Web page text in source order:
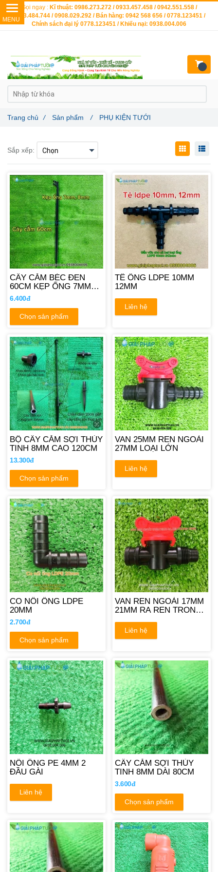
Sắp xếp:
CÂY CẮM BÉC ĐEN
60CM KẸP ỐNG 7MM
8MM
6.400đ
Chọn sản phẩm
TÊ ỐNG LDPE 10MM
12MM
Liên hệ
BỘ CÂY CẮM SỢI THỦY
TINH 8MM CAO 120CM
13.300đ
Chọn sản phẩm
VAN 25MM REN NGOÀI
27MM LOẠI LỚN
Liên hệ
CO NỐI ỐNG LDPE
20MM
2.700đ
Chọn sản phẩm
VAN REN NGOÀI 17MM
21MM RA REN TRONG
Liên hệ
NỐI ỐNG PE 4MM 2
ĐẦU GÀI
Liên hệ
CÂY CẮM SỢI THỦY
TINH 8MM DÀI 80CM
3.600đ
Chọn sản phẩm
Trang chủ / Sản phẩm / PHỤ KIỆN TƯỚI
Gọi ngay : Kĩ thuật: 0986.273.272 / 0933.457.458 / 0942.551.558 /
0903.484.744 / 0908.029.292 / Bán hàng: 0942 568 656 / 0778.123451 /
Chính sách đại lý 0778.123451 / Khiếu nại: 0938.004.006